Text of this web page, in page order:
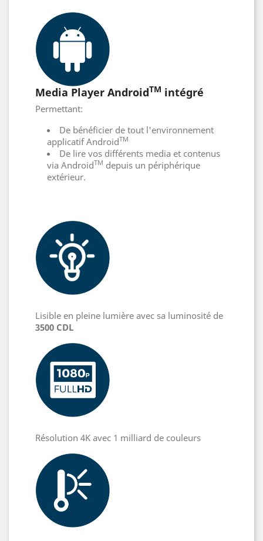
Media Player AndroidTM intégré
Permettant:
De bénéficier de tout l'environnement
applicatif AndroidTM
De lire vos différents media et contenus
via AndroidTM depuis un périphérique
extérieur.
Lisible en pleine lumière avec sa luminosité de
3500 CDL
Résolution 4K avec 1 milliard de couleurs